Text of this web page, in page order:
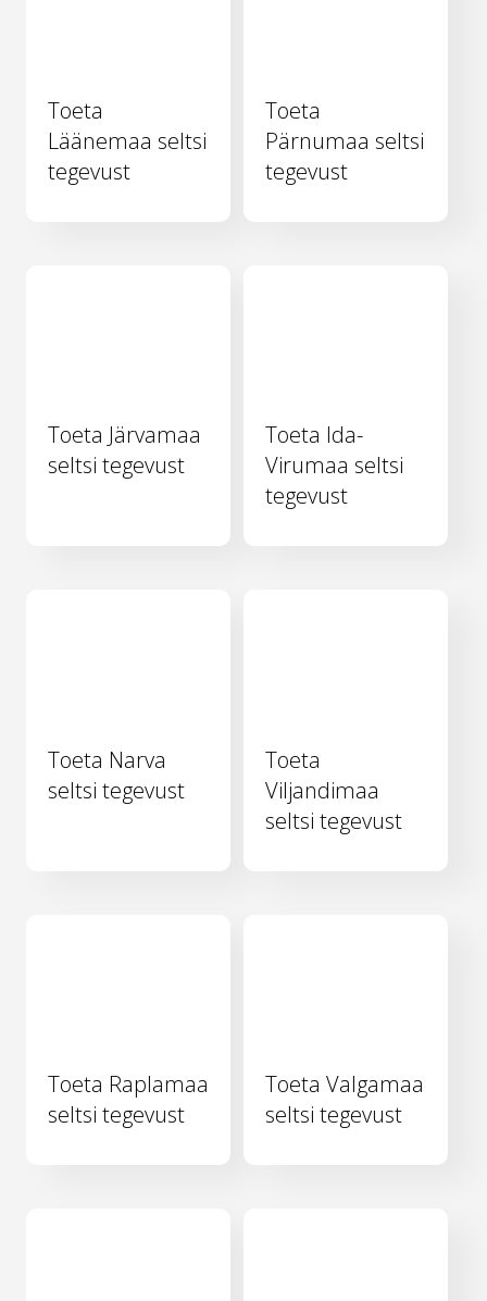
Toeta
Läänemaa seltsi
tegevust
Toeta
Pärnumaa seltsi
tegevust
Toeta Järvamaa
seltsi tegevust
Toeta Ida-
Virumaa seltsi
tegevust
Toeta Narva
seltsi tegevust
Toeta
Viljandimaa
seltsi tegevust
Toeta Raplamaa
seltsi tegevust
Toeta Valgamaa
seltsi tegevust